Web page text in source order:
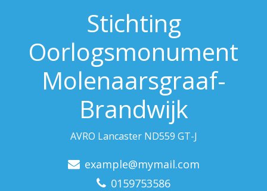
Stichting
Oorlogsmonument
Molenaarsgraaf-
Brandwijk
AVRO Lancaster ND559 GT-J
example@mymail.com
0159753586